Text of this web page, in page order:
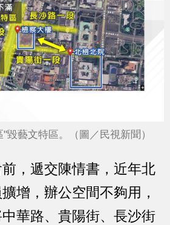
毀藝文特區。（圖／民視新聞）
，遞交陳情書，近年北
增，辦公空間不夠用，
華路、貴陽街、長沙街